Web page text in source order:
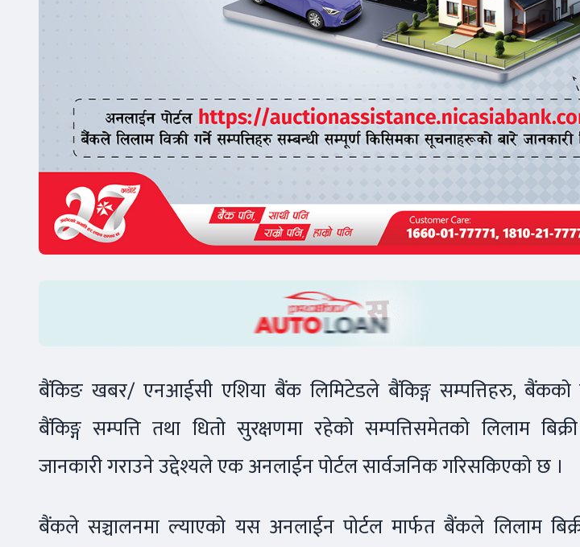
बैंकिङ खबर/ एनआईसी एशिया बैंक लिमिटेडले बैंकिङ्ग सम्पत्तिहरु, बैंकको
बैंकिङ्ग सम्पत्ति तथा धितो सुरक्षणमा रहेको सम्पत्तिसमेतको लिलाम
जानकारी गराउने उद्देश्यले एक अनलाईन पोर्टल सार्वजनिक गरिसकिएको छ ।
बैंकले सञ्चालनमा ल्याएको यस अनलाईन पोर्टल मार्फत बैंकले लिलाम